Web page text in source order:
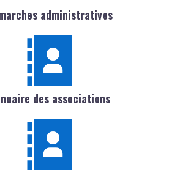
administratives
des associations